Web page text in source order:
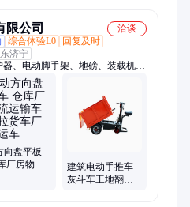
限公司
洽谈
综合体验L0
回复及时
济宁
、电动脚手架、地磅、装载机电
、光伏板升降机、内撑吊具、混
裁切机、平移门电机、超市防盗
器人、农业打药机、履带底盘、
向盘平板
厂房物流
建筑电动手推车
灰斗车工地翻斗